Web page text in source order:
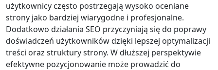
użytkownicy często postrzegają wysoko oceniane
strony jako bardziej wiarygodne i profesjonalne.
Dodatkowo działania SEO przyczyniają się do poprawy
doświadczeń użytkowników dzięki lepszej optymalizacji
treści oraz struktury strony. W dłuższej perspektywie
efektywne pozycjonowanie może prowadzić do